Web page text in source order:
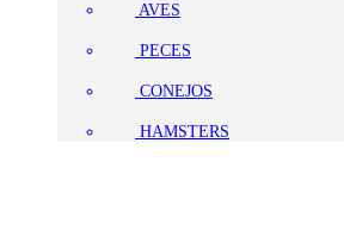
AVES
PECES
CONEJOS
HAMSTERS